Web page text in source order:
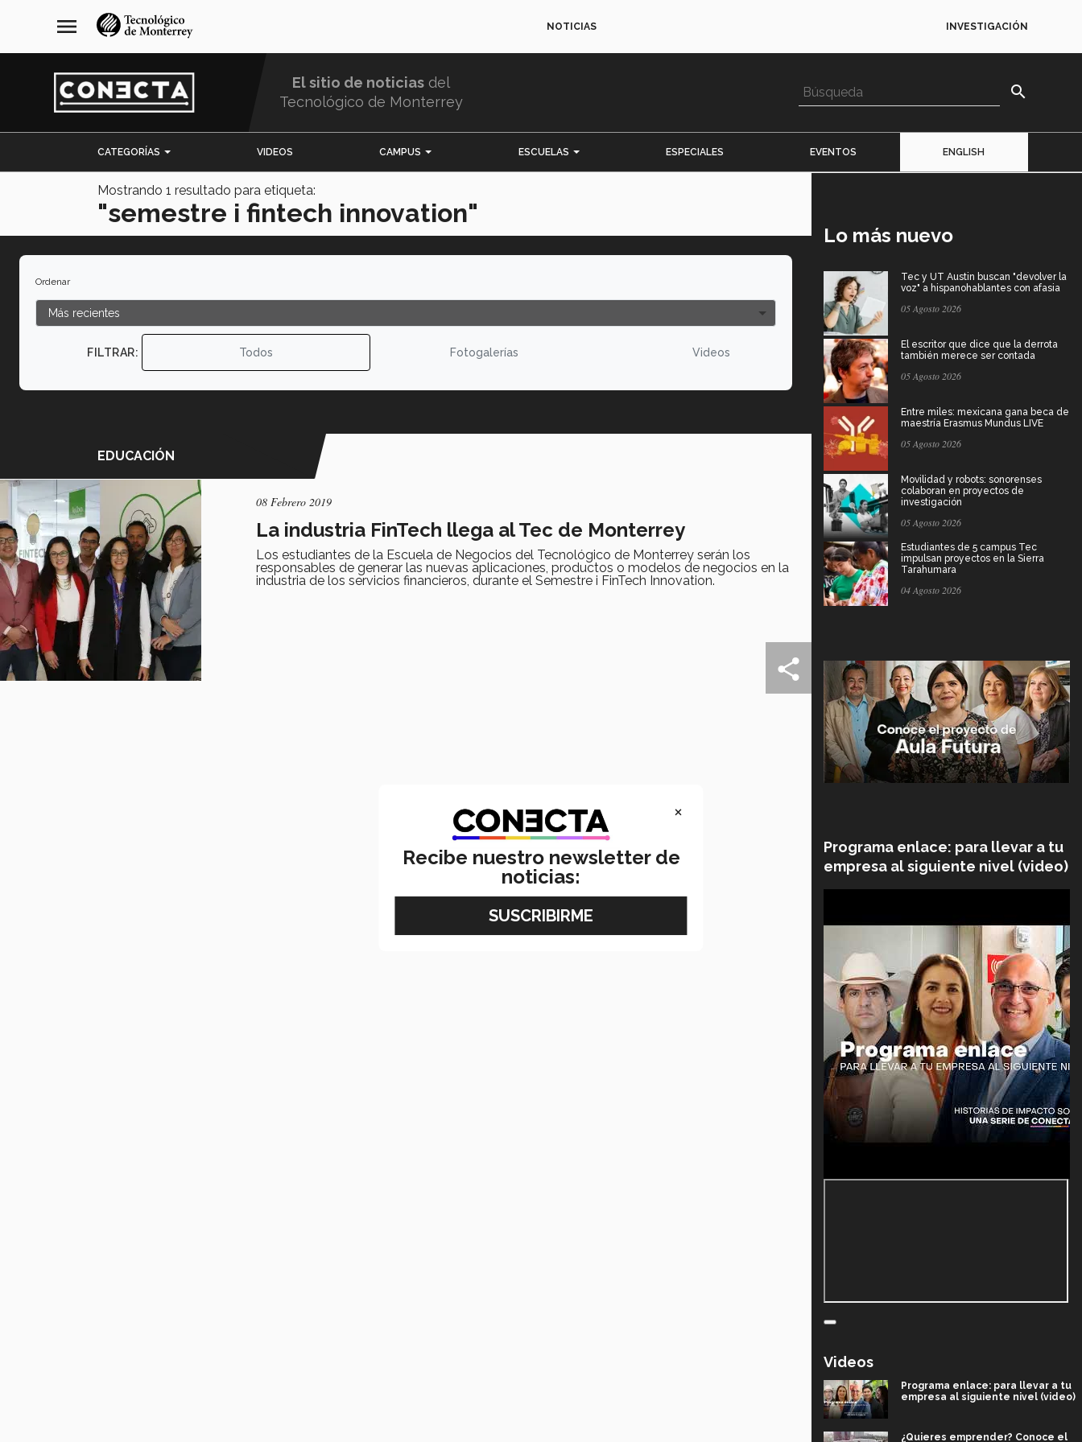
navegación
principal
menu NOTICIAS INVESTIGACIÓN
El sitio de noticias del
Tecnológico de Monterrey
search
CATEGORÍAS VIDEOS CAMPUS ESCUELAS ESPECIALES EVENTOS ENGLISH
Mostrando 1 resultado para etiqueta:
"semestre i fintech innovation"
Ordenar
FILTRAR: Todos Fotogalerías Videos
EDUCACIÓN
08 Febrero 2019
La industria FinTech llega al Tec de Monterrey
Los estudiantes de la Escuela de Negocios del Tecnológico de Monterrey serán los
responsables de generar las nuevas aplicaciones, productos o modelos de negocios en la
industria de los servicios financieros, durante el Semestre i FinTech Innovation.
Lo más nuevo
Tec y UT Austin buscan "devolver la
voz" a hispanohablantes con afasia
05 Agosto 2026
El escritor que dice que la derrota
también merece ser contada
05 Agosto 2026
Entre miles: mexicana gana beca de
maestría Erasmus Mundus LIVE
05 Agosto 2026
Movilidad y robots: sonorenses
colaboran en proyectos de
investigación
05 Agosto 2026
Estudiantes de 5 campus Tec
impulsan proyectos en la Sierra
Tarahumara
04 Agosto 2026
Programa enlace: para llevar a tu
empresa al siguiente nivel (video)
Videos
Programa enlace: para llevar a tu
empresa al siguiente nivel (video)
¿Quieres emprender? Conoce el
×
Recibe nuestro newsletter de
noticias: